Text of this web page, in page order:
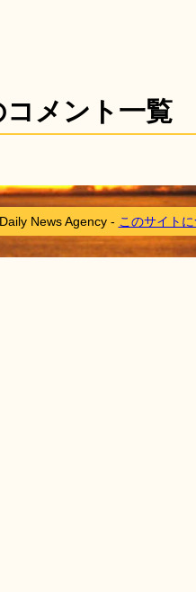
メント一覧
News Agency - このサイト